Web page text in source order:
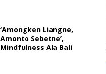
‘Amongken Liangne,
Amonto Sebetne’,
Mindfulness Ala Bali